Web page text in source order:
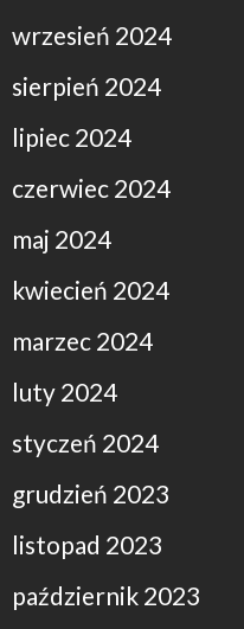
wrzesień 2024
sierpień 2024
lipiec 2024
czerwiec 2024
maj 2024
kwiecień 2024
marzec 2024
luty 2024
styczeń 2024
grudzień 2023
listopad 2023
październik 2023